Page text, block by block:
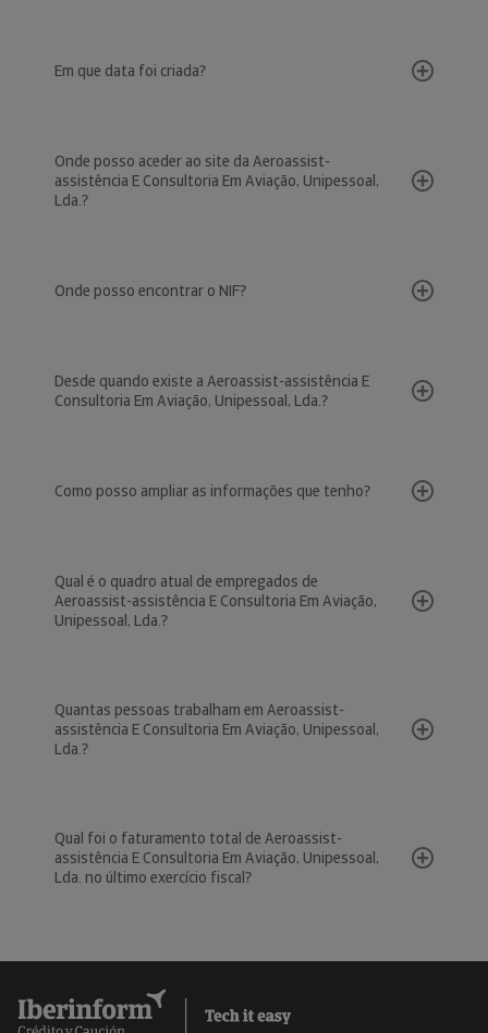
Em que data foi criada?
Onde posso aceder ao site da Aeroassist-
assistência E Consultoria Em Aviação, Unipessoal,
Lda.?
Onde posso encontrar o NIF?
Desde quando existe a Aeroassist-assistência E
Consultoria Em Aviação, Unipessoal, Lda.?
Como posso ampliar as informações que tenho?
Qual é o quadro atual de empregados de
Aeroassist-assistência E Consultoria Em Aviação,
Unipessoal, Lda.?
Quantas pessoas trabalham em Aeroassist-
assistência E Consultoria Em Aviação, Unipessoal,
Lda.?
Qual foi o faturamento total de Aeroassist-
assistência E Consultoria Em Aviação, Unipessoal,
Lda. no último exercício fiscal?